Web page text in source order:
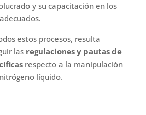
y su capacitación en los
estos procesos, resulta
lasregulaciones y pautas de
respecto a la manipulación
líquido.